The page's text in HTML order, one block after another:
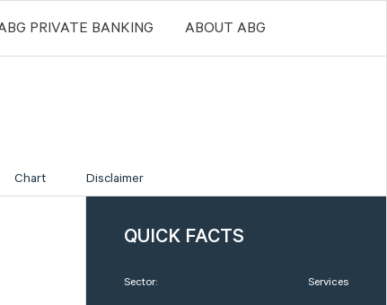
PRIVATE BANKING ABOUT ABG
Chart Disclaimer
QUICK FACTS
Sector: Services